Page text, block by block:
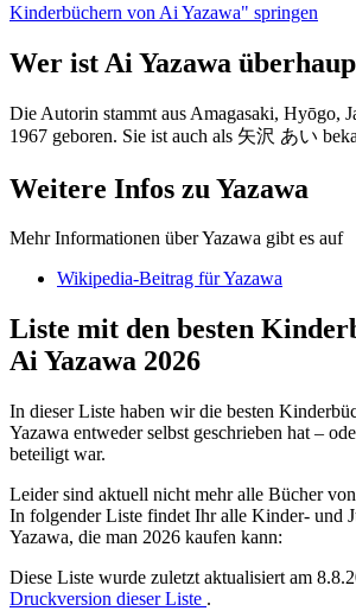
Kinderbüchern von Ai Yazawa" springen
Wer ist Ai Yazawa
Die Autorin stammt aus Amagasaki,
1967 geboren. Sie ist auch als 矢沢 あい
Weitere Infos zu Yazawa
Mehr Informationen über Yazawa gibt es auf
Wikipedia-Beitrag für Yazawa
Liste mit den besten
Ai Yazawa 2026
In dieser Liste haben wir die besten
Yazawa entweder selbst geschrieben hat –
beteiligt war.
Leider sind aktuell nicht mehr alle Bücher
In folgender Liste findet Ihr alle Kinder- und
Yazawa, die man 2026 kaufen kann:
Diese Liste wurde zuletzt aktualisiert am
Druckversion dieser Liste .